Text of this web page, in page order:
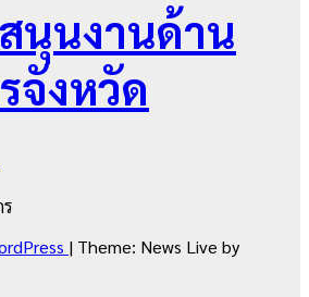
นุนงานด้าน
จังหวัด
| Theme: News Live by